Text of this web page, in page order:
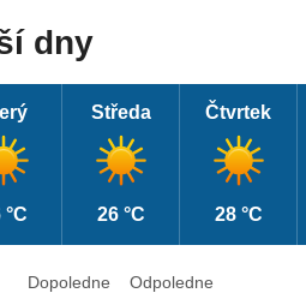
dny
°C
Středa
26 °C
Čtvrtek
28 °C
Dopoledne Odpoledne